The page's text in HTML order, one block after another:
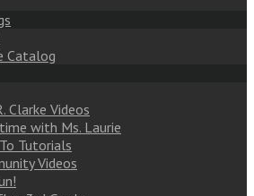
Catalog
Clarke Videos
with Ms. Laurie
Tutorials
Videos